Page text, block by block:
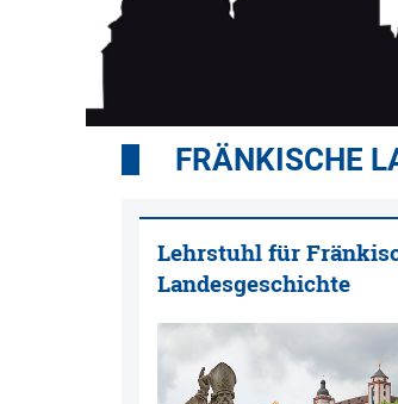
FRÄNKISCHE
Lehrstuhl für
Landesgeschichte